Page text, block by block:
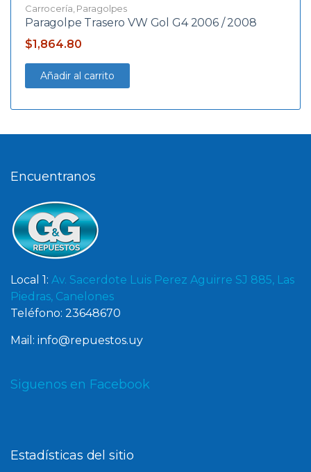
Carrocería Paragolpes
Paragolpe Trasero VW Gol G4 2006 / 2008
$1,864.80
Añadir al carrito
Encuentranos
Local 1: Av. Sacerdote Luis Perez Aguirre SJ 885, Las
Piedras, Canelones
Teléfono: 23648670
Mail: info@repuestos.uy
Siguenos en Facebook
Estadísticas del sitio